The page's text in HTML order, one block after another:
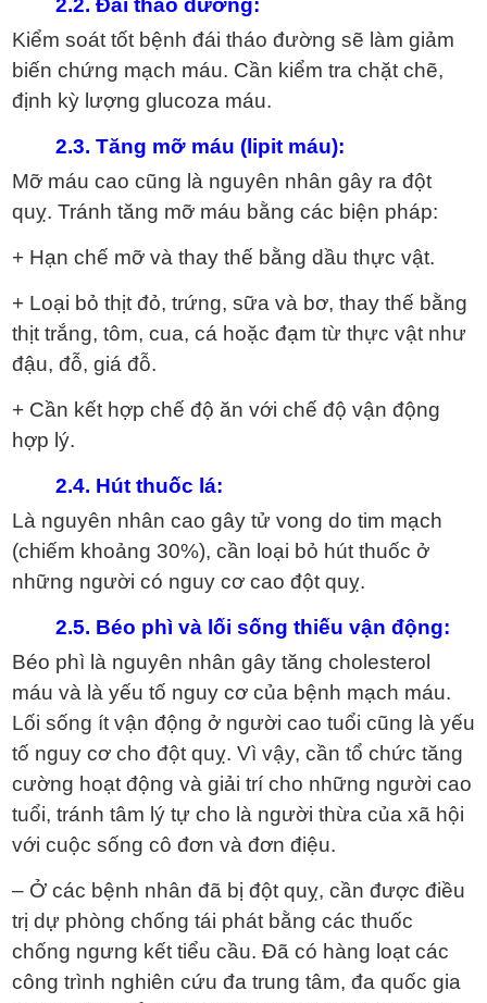
Kiểm soát tốt bệnh đái tháo đường sẽ làm giảm
biến chứng mạch máu. Cần kiểm tra chặt chẽ,
định kỳ lượng glucoza máu.
2.3. Tăng mỡ máu (lipit máu):
Mỡ máu cao cũng là nguyên nhân gây ra đột
quỵ. Tránh tăng mỡ máu bằng các biện pháp:
+ Hạn chế mỡ và thay thế bằng dầu thực vật.
+ Loại bỏ thịt đỏ, trứng, sữa và bơ, thay thế bằng
thịt trắng, tôm, cua, cá hoặc đạm từ thực vật như
đậu, đỗ, giá đỗ.
+ Cần kết hợp chế độ ăn với chế độ vận động
hợp lý.
2.4. Hút thuốc lá:
Là nguyên nhân cao gây tử vong do tim mạch
(chiếm khoảng 30%), cần loại bỏ hút thuốc ở
những người có nguy cơ cao đột quỵ.
2.5. Béo phì và lối sống thiếu vận động:
Béo phì là nguyên nhân gây tăng cholesterol
máu và là yếu tố nguy cơ của bệnh mạch máu.
Lối sống ít vận động ở người cao tuổi cũng là yếu
tố nguy cơ cho đột quỵ. Vì vậy, cần tổ chức tăng
cường hoạt động và giải trí cho những người cao
tuổi, tránh tâm lý tự cho là người thừa của xã hội
với cuộc sống cô đơn và đơn điệu.
– Ở các bệnh nhân đã bị đột quỵ, cần được điều
trị dự phòng chống tái phát bằng các thuốc
chống ngưng kết tiểu cầu. Đã có hàng loạt các
công trình nghiên cứu đa trung tâm, đa quốc gia